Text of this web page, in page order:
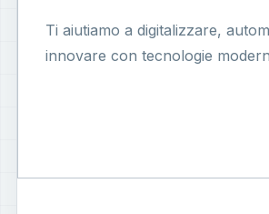
Ti aiutiamo a digitalizzare,
innovare con tecnologie